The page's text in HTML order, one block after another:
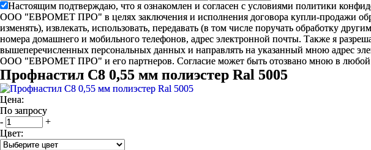
Настоящим подтверждаю, что я ознакомлен и согласен с условиями политики
ООО "ЕВРОМЕТ ПРО" в целях заключения и исполнения договора купли-продажи
изменять), извлекать, использовать, передавать (в том числе поручать обработку
номера домашнего и мобильного телефонов, адрес электронной почты. Также я
вышеперечисленных персональных данных и направлять на указанный мною адрес
ООО "ЕВРОМЕТ ПРО" и его партнеров. Согласие может быть отозвано мною в
Профнастил С8 0,55 мм полиэстер Ral 5005
Цена:
По запросу
-
+
Цвет: